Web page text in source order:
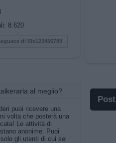
8.620
di Ele123456789
al meglio?
puoi ricevere una
volta che posterà una
Le attività di
anonime. Puoi
gli utenti di cui sei